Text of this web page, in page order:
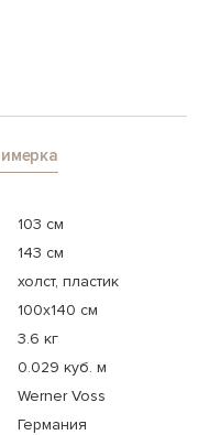
103 см
143 см
холст, пластик
100x140 см
3.6 кг
0.029 куб. м
Werner Voss
Германия